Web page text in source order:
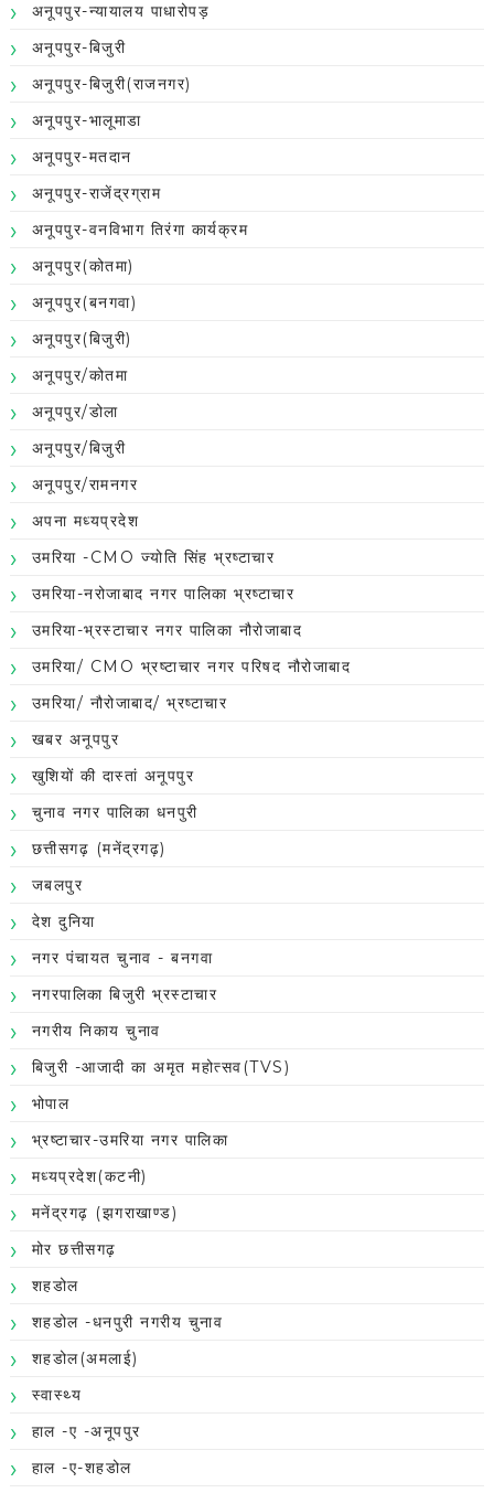
अनूपपुर-न्यायालय पाधारोपड़
अनूपपुर-बिजुरी
अनूपपुर-बिजुरी(राजनगर)
अनूपपुर-भालूमाडा
अनूपपुर-मतदान
अनूपपुर-राजेंद्रग्राम
अनूपपुर-वनविभाग तिरंगा कार्यक्रम
अनूपपुर(कोतमा)
अनूपपुर(बनगवा)
अनूपपुर(बिजुरी)
अनूपपुर/कोतमा
अनूपपुर/डोला
अनूपपुर/बिजुरी
अनूपपुर/रामनगर
अपना मध्यप्रदेश
उमरिया -CMO ज्योति सिंह भ्रष्टाचार
उमरिया-नरोजाबाद नगर पालिका भ्रष्टाचार
उमरिया-भ्रस्टाचार नगर पालिका नौरोजाबाद
उमरिया/ CMO भ्रष्टाचार नगर परिषद नौरोजाबाद
उमरिया/ नौरोजाबाद/ भ्रष्टाचार
खबर अनूपपुर
खुशियों की दास्तां अनूपपुर
चुनाव नगर पालिका धनपुरी
छत्तीसगढ़ (मनेंद्रगढ़)
जबलपुर
देश दुनिया
नगर पंचायत चुनाव - बनगवा
नगरपालिका बिजुरी भ्रस्टाचार
नगरीय निकाय चुनाव
बिजुरी -आजादी का अमृत महोत्सव(TVS)
भोपाल
भ्रष्टाचार-उमरिया नगर पालिका
मध्यप्रदेश(कटनी)
मनेंद्रगढ़ (झगराखाण्ड)
मोर छत्तीसगढ़
शहडोल
शहडोल -धनपुरी नगरीय चुनाव
शहडोल(अमलाई)
स्वास्थ्य
हाल -ए -अनूपपुर
हाल -ए-शहडोल